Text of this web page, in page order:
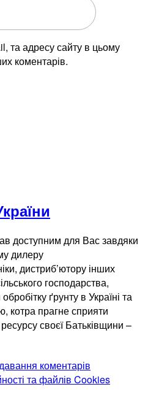
та адресу сайту в цьому
коментарів.
доступним для Вас завдяки
дилеру
дистриб’ютору інших
господарства,
ґрунту в Україні та
котра прагне сприяти
своєї Батьківщини –
коментарів
та файлів Cookies